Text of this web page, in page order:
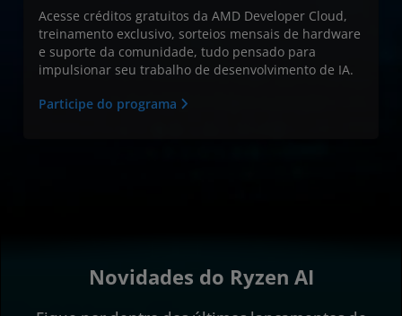
Acesse créditos gratuitos da AMD Developer Cloud,
treinamento exclusivo, sorteios mensais de hardware
e suporte da comunidade, tudo pensado para
impulsionar seu trabalho de desenvolvimento de IA.
Participe do programa
Novidades do Ryzen AI